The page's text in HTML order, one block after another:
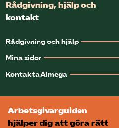
Rådgivning, hjälp och
kontakt
Rådgivning och hjälp
Mina sidor
Kontakta Almega
Arbetsgivarguiden
hjälper dig att göra rätt